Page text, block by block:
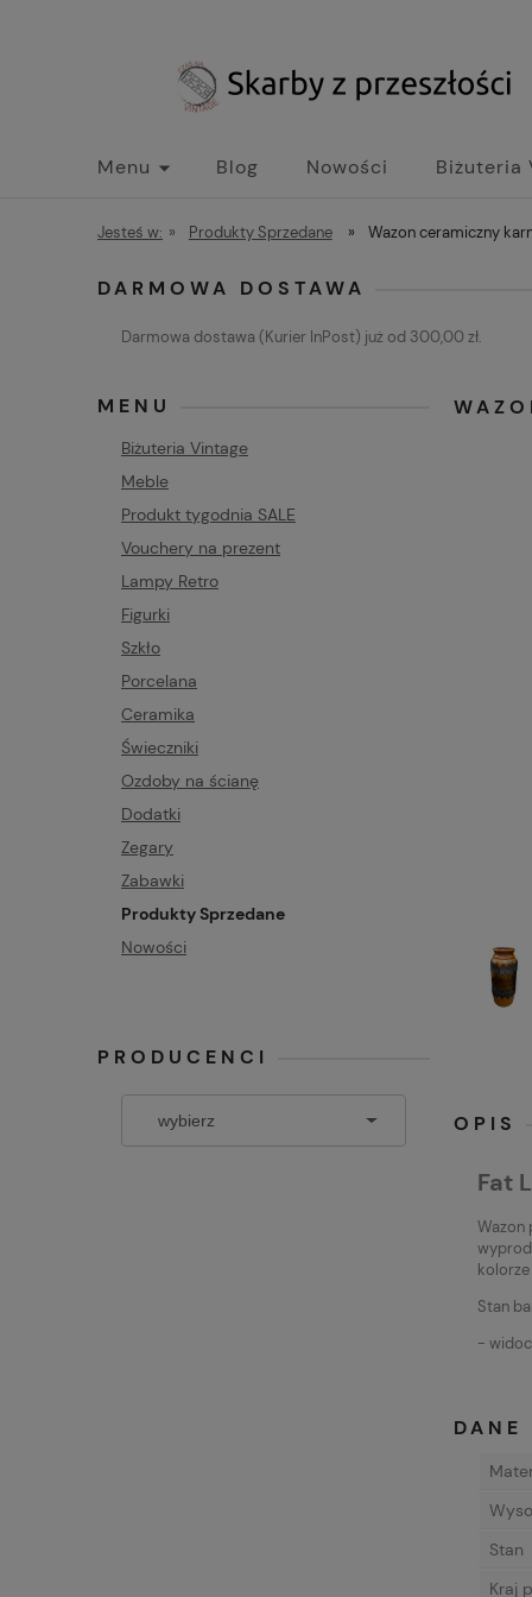
Menu Blog Nowości Biżuteria
Jesteś w: » Produkty Sprzedane » Wazon ceramiczny
DARMOWA DOSTAWA
Darmowa dostawa (Kurier InPost) już od 300,00 zł.
MENU
Biżuteria Vintage
Meble
Produkt tygodnia SALE
Vouchery na prezent
Lampy Retro
Figurki
Szkło
Porcelana
Ceramika
Świeczniki
Ozdoby na ścianę
Dodatki
Zegary
Zabawki
Produkty Sprzedane
Nowości
PRODUCENCI
OPIS
Fat
Wazon
Stan
-
DANE
Stan
Kraj